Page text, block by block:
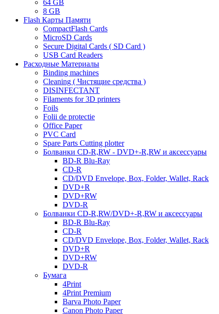
64 GB
8 GB
Flash Карты Памяти
CompactFlash Cards
MicroSD Cards
Secure Digital Cards ( SD Card )
USB Card Readers
Расходные Материалы
Binding machines
Cleaning ( Чистящие средства )
DISINFECTANT
Filaments for 3D printers
Foils
Folii de protectie
Office Paper
PVC Card
Spare Parts Cutting plotter
Болванки CD-R,RW - DVD+-R,RW и аксессуары
BD-R Blu-Ray
CD-R
CD/DVD Envelope, Box, Folder, Wallet, Rack
DVD+R
DVD+RW
DVD-R
Болванки CD-R,RW/DVD+-R,RW и аксессуары
BD-R Blu-Ray
CD-R
CD/DVD Envelope, Box, Folder, Wallet, Rack
DVD+R
DVD+RW
DVD-R
Бумага
4Print
4Print Premium
Barva Photo Paper
Canon Photo Paper